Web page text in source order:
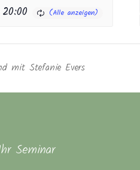
20:00
mit Stefanie Evers
Seminar